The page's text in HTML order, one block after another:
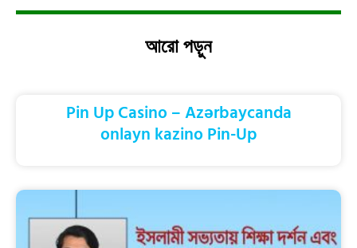
আরো পড়ুন
Pin Up Casino – Azərbaycanda
onlayn kazino Pin-Up